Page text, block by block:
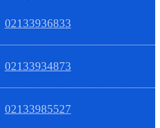
02133936833
02133934873
02133985527